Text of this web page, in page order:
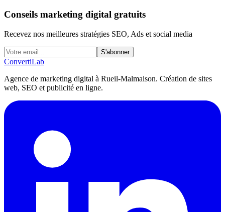
Conseils marketing digital gratuits
Recevez nos meilleures stratégies SEO, Ads et social media
S'abonner
ConvertiLab
Agence de marketing digital à Rueil-Malmaison. Création de sites
web, SEO et publicité en ligne.